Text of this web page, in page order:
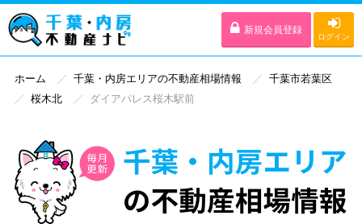
新規会員登録
ログイン
ホーム 千葉・内房エリアの不動産相場情報
千葉市若葉区
桜木北
ダイアパレス桜木駅前